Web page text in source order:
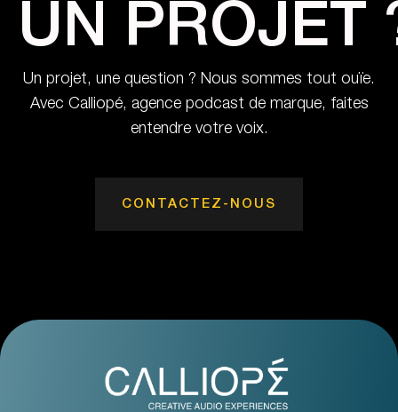
UN PROJET
Un projet, une question ? Nous sommes tout ouïe.
Avec Calliopé, agence podcast de marque, faites
entendre votre voix.
CONTACTEZ-NOUS